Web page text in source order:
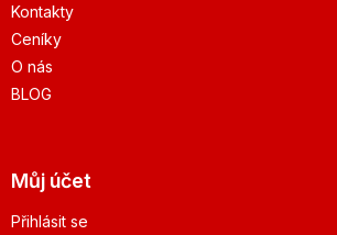
Kontakty
Ceníky
O nás
BLOG
Můj účet
Přihlásit se